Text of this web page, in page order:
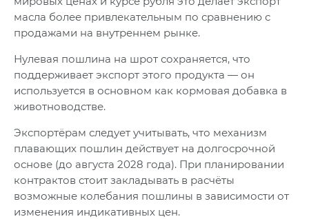
масла более привлекательным по сравнению с
продажами на внутреннем рынке.
Нулевая пошлина на шрот сохраняется, что
поддерживает экспорт этого продукта — он
используется в основном как кормовая добавка в
животноводстве.
Экспортёрам следует учитывать, что механизм
плавающих пошлин действует на долгосрочной
основе (до августа 2028 года). При планировании
контрактов стоит закладывать в расчёты
возможные колебания пошлины в зависимости от
изменения индикативных цен.